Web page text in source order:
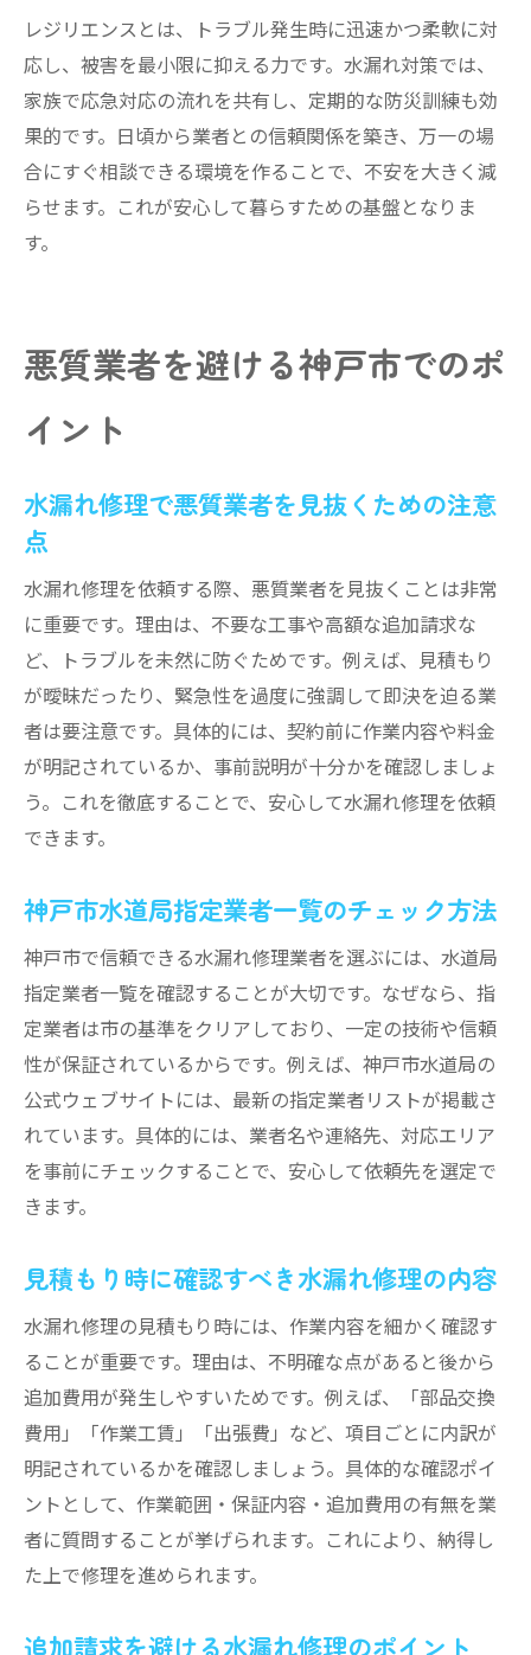
レジリエンスとは、トラブル発生時に迅速かつ柔軟に対
応し、被害を最小限に抑える力です。水漏れ対策では、
家族で応急対応の流れを共有し、定期的な防災訓練も効
果的です。日頃から業者との信頼関係を築き、万一の場
合にすぐ相談できる環境を作ることで、不安を大きく減
らせます。これが安心して暮らすための基盤となりま
す。
悪質業者を避ける神戸市でのポ
イント
水漏れ修理で悪質業者を見抜くための注意
点
水漏れ修理を依頼する際、悪質業者を見抜くことは非常
に重要です。理由は、不要な工事や高額な追加請求な
ど、トラブルを未然に防ぐためです。例えば、見積もり
が曖昧だったり、緊急性を過度に強調して即決を迫る業
者は要注意です。具体的には、契約前に作業内容や料金
が明記されているか、事前説明が十分かを確認しましょ
う。これを徹底することで、安心して水漏れ修理を依頼
できます。
神戸市水道局指定業者一覧のチェック方法
神戸市で信頼できる水漏れ修理業者を選ぶには、水道局
指定業者一覧を確認することが大切です。なぜなら、指
定業者は市の基準をクリアしており、一定の技術や信頼
性が保証されているからです。例えば、神戸市水道局の
公式ウェブサイトには、最新の指定業者リストが掲載さ
れています。具体的には、業者名や連絡先、対応エリア
を事前にチェックすることで、安心して依頼先を選定で
きます。
見積もり時に確認すべき水漏れ修理の内容
水漏れ修理の見積もり時には、作業内容を細かく確認す
ることが重要です。理由は、不明確な点があると後から
追加費用が発生しやすいためです。例えば、「部品交換
費用」「作業工賃」「出張費」など、項目ごとに内訳が
明記されているかを確認しましょう。具体的な確認ポイ
ントとして、作業範囲・保証内容・追加費用の有無を業
者に質問することが挙げられます。これにより、納得し
た上で修理を進められます。
追加請求を避ける水漏れ修理のポイント